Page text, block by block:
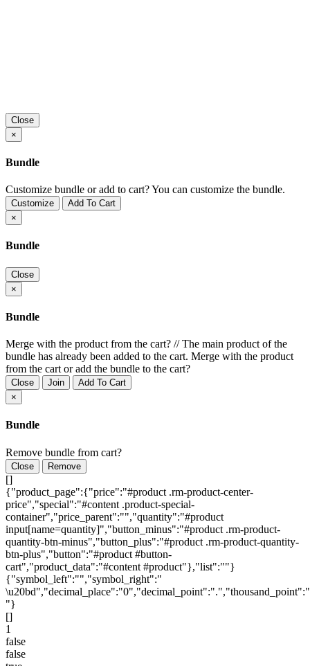
Close
×
Bundle
Customize bundle or add to cart?You can customize the bundle.
Customize
Add To Cart
×
Bundle
Close
×
Bundle
Merge with the product from the cart? //The main product of the
bundle has already been added to the cart. Merge with the product
from the cart or add the bundle to the cart?
Close Join
Add To Cart
×
Bundle
Remove bundle from cart?
Close Remove
[]
{"product_page":{"price":"#product .rm-product-center-
price","special":"#content .product-special-
container","price_parent":"","quantity":"#product
input[name=quantity]","button_minus":"#product .rm-product-
quantity-btn-minus","button_plus":"#product .rm-product-quantity-
btn-plus","button":"#product #button-
cart","product_data":"#content #product"},"list":""}
{"symbol_left":"","symbol_right":"
\u20bd","decimal_place":"0","decimal_point":".","thousand_point":"
"}
[]
1
false
false